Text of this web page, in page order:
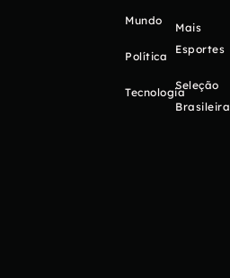
Mundo
Política
Tecnologia
Mais
Esportes
Seleção
Brasileira